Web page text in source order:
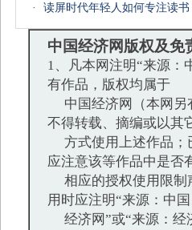
·
读屏时代年轻人如何专注读书
中国经济网版权及免
1、凡本网注明“来源：
有作品，版权均属于
中国经济网（本网另
不得转载、摘编或以其
方式使用上述作品；
应注意该等作品中是否
相应的授权使用限制
用时应注明“来源：中国
经济网”或“来源：经